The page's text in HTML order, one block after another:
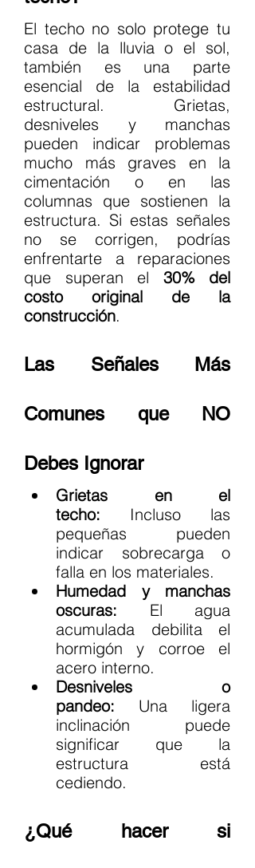
El techo no solo protege tu
casa de la lluvia o el sol,
también es una parte
esencial de la estabilidad
estructural. Grietas,
desniveles y manchas
pueden indicar problemas
mucho más graves en la
cimentación o en las
columnas que sostienen la
estructura. Si estas señales
no se corrigen, podrías
enfrentarte a reparaciones
que superan el 30% del
costo original de la
construcción.
Las Señales Más
Comunes que NO
Debes Ignorar
Grietas en el
techo: Incluso las
pequeñas pueden
indicar sobrecarga o
falla en los materiales.
Humedad y manchas
oscuras: El agua
acumulada debilita el
hormigón y corroe el
acero interno.
Desniveles o
pandeo: Una ligera
inclinación puede
significar que la
estructura está
cediendo.
¿Qué hacer si